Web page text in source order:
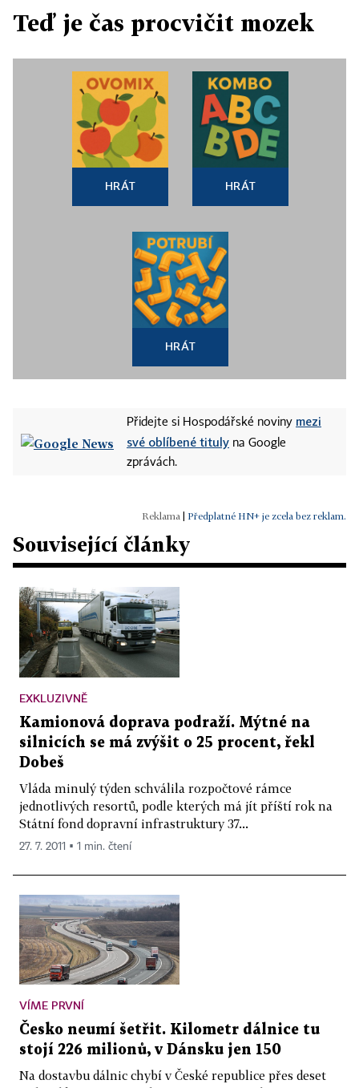
Teď je čas procvičit mozek
HRÁT HRÁT
HRÁT
Přidejte si Hospodářské noviny mezi
své oblíbené tituly na Google
zprávách.
Předplatné HN+ je zcela bez reklam.
Související články
EXKLUZIVNĚ
Kamionová doprava podraží. Mýtné na
silnicích se má zvýšit o 25 procent, řekl
Dobeš
Vláda minulý týden schválila rozpočtové rámce
jednotlivých resortů, podle kterých má jít příští rok na
Státní fond dopravní infrastruktury 37...
27. 7. 2011 ▪ 1 min. čtení
VÍME PRVNÍ
Česko neumí šetřit. Kilometr dálnice tu
stojí 226 milionů, v Dánsku jen 150
Na dostavbu dálnic chybí v České republice přes deset